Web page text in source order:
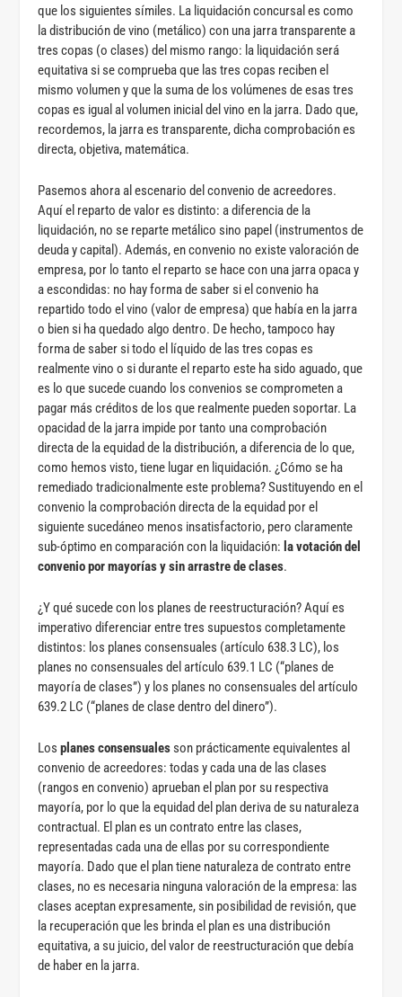
que los siguientes símiles. La liquidación concursal es como
la distribución de vino (metálico) con una jarra transparente a
tres copas (o clases) del mismo rango: la liquidación será
equitativa si se comprueba que las tres copas reciben el
mismo volumen y que la suma de los volúmenes de esas tres
copas es igual al volumen inicial del vino en la jarra. Dado que,
recordemos, la jarra es transparente, dicha comprobación es
directa, objetiva, matemática.
Pasemos ahora al escenario del convenio de acreedores.
Aquí el reparto de valor es distinto: a diferencia de la
liquidación, no se reparte metálico sino papel (instrumentos de
deuda y capital). Además, en convenio no existe valoración de
empresa, por lo tanto el reparto se hace con una jarra opaca y
a escondidas: no hay forma de saber si el convenio ha
repartido todo el vino (valor de empresa) que había en la jarra
o bien si ha quedado algo dentro. De hecho, tampoco hay
forma de saber si todo el líquido de las tres copas es
realmente vino o si durante el reparto este ha sido aguado, que
es lo que sucede cuando los convenios se comprometen a
pagar más créditos de los que realmente pueden soportar. La
opacidad de la jarra impide por tanto una comprobación
directa de la equidad de la distribución, a diferencia de lo que,
como hemos visto, tiene lugar en liquidación. ¿Cómo se ha
remediado tradicionalmente este problema? Sustituyendo en el
convenio la comprobación directa de la equidad por el
siguiente sucedáneo menos insatisfactorio, pero claramente
sub-óptimo en comparación con la liquidación: la votación del
convenio por mayorías y sin arrastre de clases.
¿Y qué sucede con los planes de reestructuración? Aquí es
imperativo diferenciar entre tres supuestos completamente
distintos: los planes consensuales (artículo 638.3 LC), los
planes no consensuales del artículo 639.1 LC (“planes de
mayoría de clases”) y los planes no consensuales del artículo
639.2 LC (“planes de clase dentro del dinero”).
Losplanes consensualesson prácticamente equivalentes al
convenio de acreedores: todas y cada una de las clases
(rangos en convenio) aprueban el plan por su respectiva
mayoría, por lo que la equidad del plan deriva de su naturaleza
contractual. El plan es un contrato entre las clases,
representadas cada una de ellas por su correspondiente
mayoría. Dado que el plan tiene naturaleza de contrato entre
clases, no es necesaria ninguna valoración de la empresa: las
clases aceptan expresamente, sin posibilidad de revisión, que
la recuperación que les brinda el plan es una distribución
equitativa, a su juicio, del valor de reestructuración que debía
de haber en la jarra.